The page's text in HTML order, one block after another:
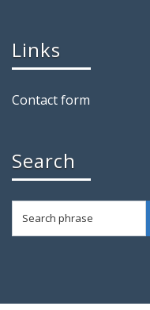
Links
Contact form
Search